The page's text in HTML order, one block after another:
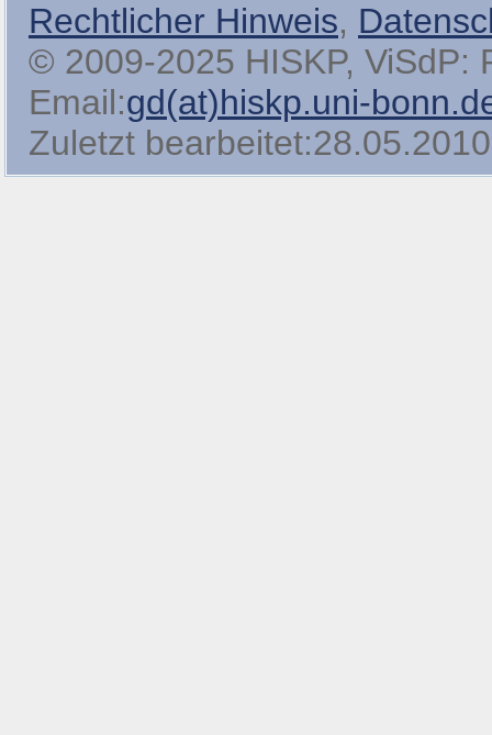
Rechtlicher Hinweis,
© 2009-2025 HISKP, ViSdP:
Email:gd(at)hiskp.uni-
Zuletzt